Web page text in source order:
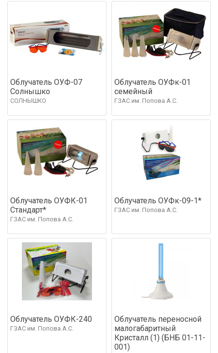
Облучатель ОУФ-07
Солнышко
СОЛНЫШКО
Облучатель ОУФк-01
семейный
ГЗАС им. Попова А.С.
Облучатель ОУФК-01
Стандарт*
ГЗАС им. Попова А.С.
Облучатель ОУФк-09-1*
ГЗАС им. Попова А.С.
Облучатель ОУФК-240
ГЗАС им. Попова А.С.
Облучатель переносной
малогабаритный
Кристалл (1) (БНБ 01-11-
001)